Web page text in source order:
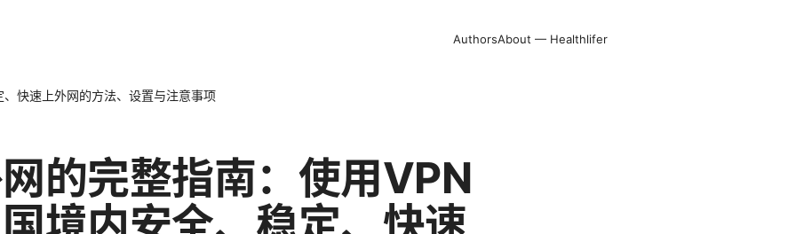
AuthorsAbout — Healthlifer
快速上外网的方法、设置与注意事项
的完整指南：使用VPN